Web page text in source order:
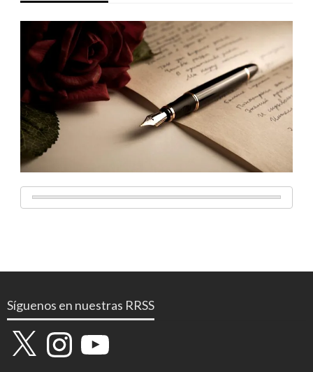
Síguenos en nuestras RRSS
X InstagramYouTube